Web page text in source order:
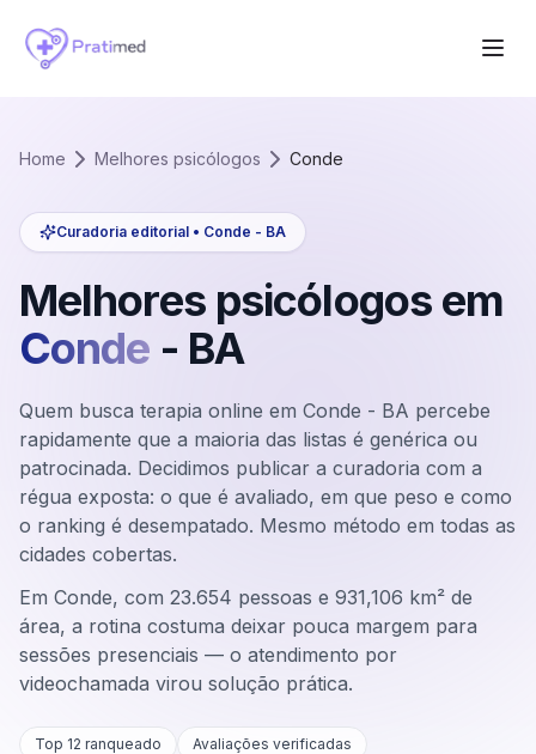
Home Melhores psicólogos Conde
Curadoria editorial • Conde - BA
Melhores psicólogos em
Conde - BA
Quem busca terapia online em Conde - BA percebe
rapidamente que a maioria das listas é genérica ou
patrocinada. Decidimos publicar a curadoria com a
régua exposta: o que é avaliado, em que peso e como
o ranking é desempatado. Mesmo método em todas as
cidades cobertas.
Em Conde, com 23.654 pessoas e 931,106 km² de
área, a rotina costuma deixar pouca margem para
sessões presenciais — o atendimento por
videochamada virou solução prática.
Top 12 ranqueado
Avaliações verificadas